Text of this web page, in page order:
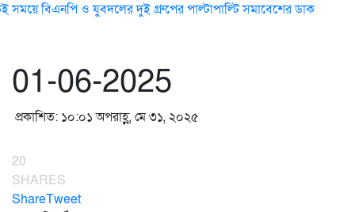
সময়ে বিএনপি ও যুবদলের দুই গ্রুপের পাল্টাপাল্টি সমাবেশের ডাক
01-06-2025
প্রকাশিত: ১০:০১ অপরাহ্ণ, মে ৩১, ২০২৫
20
SHARES
ShareTweet